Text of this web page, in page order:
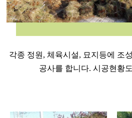
각종 정원, 체육시설, 묘지등에 조
공사를 합니다. 시공현황